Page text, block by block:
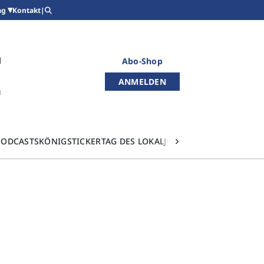
Kontakt|
Abo-Shop
ANMELDEN
KÖNIGSTICKERTAG DES LOKALJOURNALISMUS